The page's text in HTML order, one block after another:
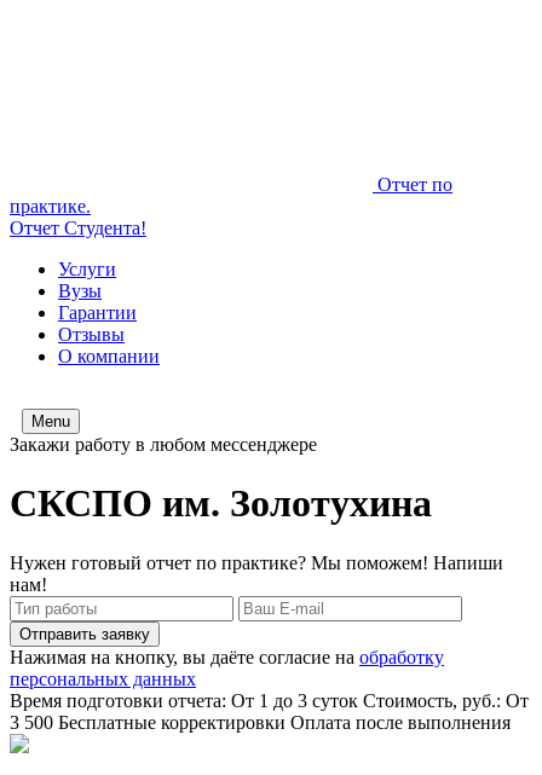
Отчет по
практике.
Отчет Студента!
Услуги
Вузы
Гарантии
Отзывы
О компании
Menu
Закажи работу в любом мессенджере
СКСПО им. Золотухина
Нужен готовый отчет по практике? Мы поможем! Напиши
нам!
Отправить заявку
Нажимая на кнопку, вы даёте согласие на обработку
персональных данных
Время подготовки отчета: От 1 до 3 суток Стоимость, руб.: От
3 500 Бесплатные корректировки Оплата после выполнения